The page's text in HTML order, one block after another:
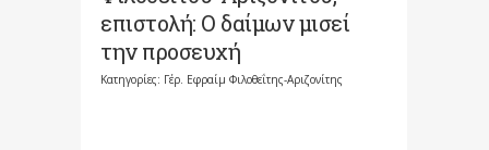
επιστολή: Ο δαίμων μισεί
την προσευχή
Κατηγορίες: Γέρ. Εφραίμ Φιλοθεΐτης-Αριζονίτης